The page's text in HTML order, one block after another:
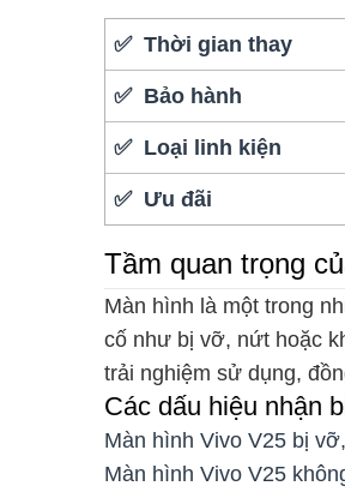
✅ Thời gian thay
✅ Bảo hành
✅ Loại linh kiện
✅ Ưu đãi
Tầm quan trọng
Màn hình là một trong
cố như bị vỡ, nứt hoặc
trải nghiệm sử dụng,
Các dấu hiệu nhận
Màn hình Vivo V25 bị
Màn hình Vivo V25